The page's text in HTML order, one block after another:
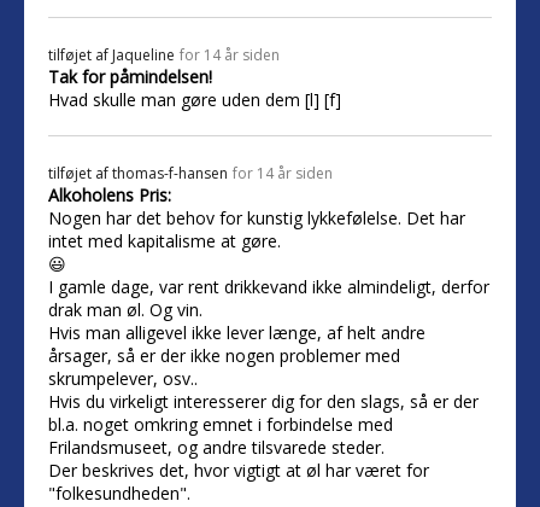
tilføjet af Jaqueline for 14 år siden
Tak for påmindelsen!
Hvad skulle man gøre uden dem [l] [f]
tilføjet afthomas-f-hansen for 14 år siden
Alkoholens Pris:
Nogen har det behov for kunstig lykkefølelse. Det har
intet med kapitalisme at gøre.
😃
I gamle dage, var rent drikkevand ikke almindeligt, derfor
drak man øl. Og vin.
Hvis man alligevel ikke lever længe, af helt andre
årsager, så er der ikke nogen problemer med
skrumpelever, osv..
Hvis du virkeligt interesserer dig for den slags, så er der
bl.a. noget omkring emnet i forbindelse med
Frilandsmuseet, og andre tilsvarede steder.
Der beskrives det, hvor vigtigt at øl har været for
"folkesundheden".